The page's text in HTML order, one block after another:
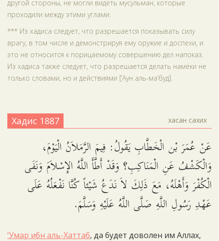
другой стороны, не могли видеть мусульман, которые
проходили между этими углами.
*** Из хадиса следует, что разрешается показывать силу
врагу, в том числе и демонстрируя ему оружие и доспехи, и
это не относится к порицаемому совершению дел напоказ.
Из хадиса также следует, что разрешается делать намёки не
только словами, но и действиями [‘Аун аль-ма‘буд].
Хадис 1887 хасан сахих
عَنْ عُمَرَ بْن الْخَطَّابِ يَقُولُ: فِيمَ الرَّمَلاَنُ الْيَوْمَ،
وَالْكَشْفُ عَنِ الْمَنَاكِبِ؟ وَقَدْ أَطَّأَ اللَّهُ الإِسْلاَمَ وَنَفَى
الْكُفْرَ وَأَهْلَهُ، مَعَ ذَلِكَ لاَ نَدَعُ شَيْئاً كُنَّا نَفْعَلُهُ عَلَى
عَهْدِ رَسُولِ اللَّهِ صَلَّى اللَّهُ عَلَيْهِ وَسَلَّمَ.
‘Умар ибн аль-Хаттаб, да будет доволен им Аллах,